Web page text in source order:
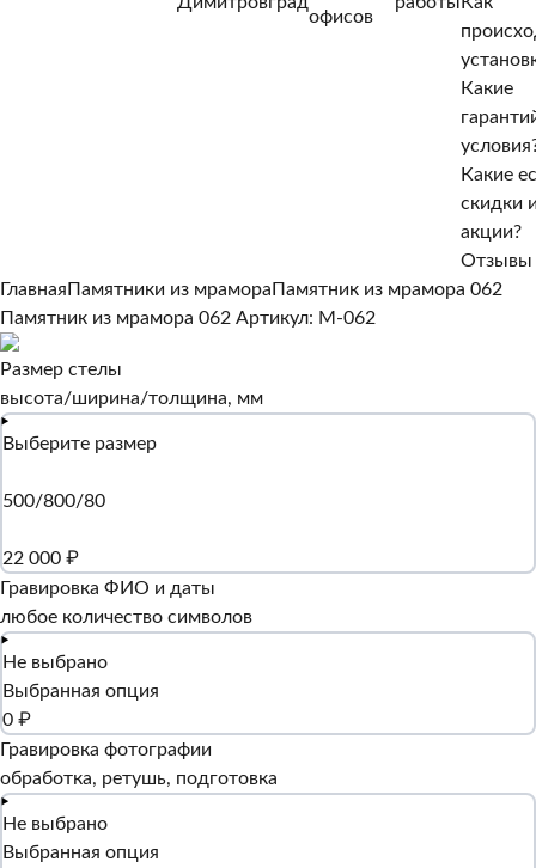
офисов
Какие
Какие
скидки
акции?
Отзывы
Главная Памятники из мрамора Памятник из мрамора 062
Памятник из мрамора 062 Артикул: M-062
Размер стелы
высота/ширина/толщина, мм
Выберите размер
500/800/80
22 000 ₽
Гравировка ФИО и даты
любое количество символов
Не выбрано
Выбранная опция
0 ₽
Гравировка фотографии
обработка, ретушь, подготовка
Не выбрано
Выбранная опция